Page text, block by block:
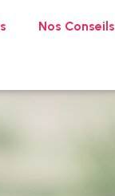
Nos Conseils